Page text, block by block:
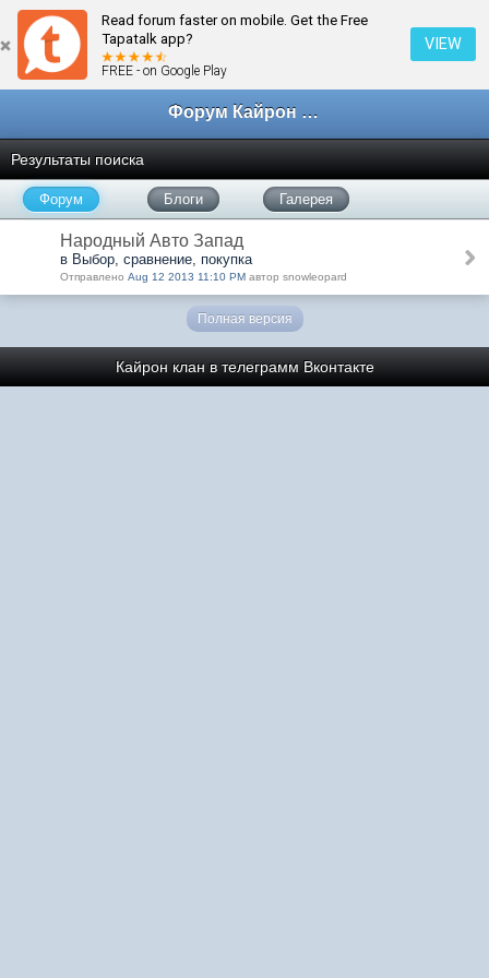
Read forum faster on mobile. Get the Free
Tapatalk app?
FREE - on Google Play
VIEW
Форум Кайрон клана
Результаты поиска
Форум Блоги Галерея
Народный Авто Запад
в Выбор, сравнение, покупка
Отправлено Aug 12 2013 11:10 PM автор snowleopard
Полная версия
Кайрон клан в телеграмм Вконтакте